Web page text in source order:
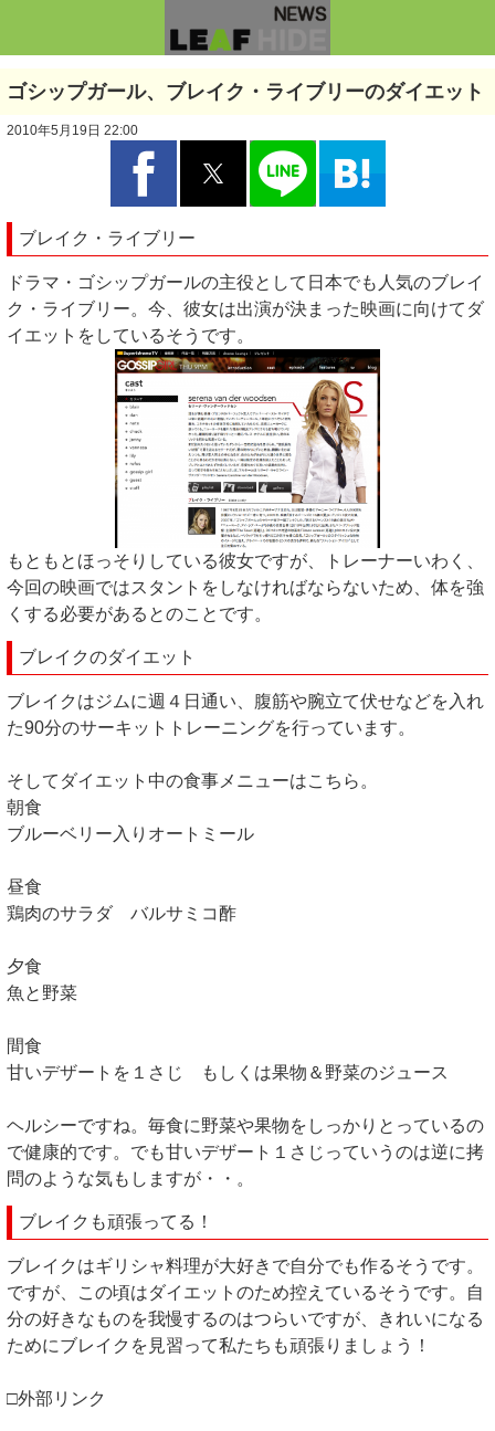
ゴシップガール、ブレイク・ライブリーのダイエット
2010年5月19日 22:00
ブレイク・ライブリー
ドラマ・ゴシップガールの主役として日本でも人気のブレイ
ク・ライブリー。今、彼女は出演が決まった映画に向けてダ
イエットをしているそうです。
もともとほっそりしている彼女ですが、トレーナーいわく、
今回の映画ではスタントをしなければならないため、体を強
くする必要があるとのことです。
ブレイクのダイエット
ブレイクはジムに週４日通い、腹筋や腕立て伏せなどを入れ
た90分のサーキットトレーニングを行っています。
そしてダイエット中の食事メニューはこちら。
朝食
ブルーベリー入りオートミール
昼食
鶏肉のサラダ バルサミコ酢
夕食
魚と野菜
間食
甘いデザートを１さじ もしくは果物＆野菜のジュース
ヘルシーですね。毎食に野菜や果物をしっかりとっているの
で健康的です。でも甘いデザート１さじっていうのは逆に拷
問のような気もしますが・・。
ブレイクも頑張ってる！
ブレイクはギリシャ料理が大好きで自分でも作るそうです。
ですが、この頃はダイエットのため控えているそうです。自
分の好きなものを我慢するのはつらいですが、きれいになる
ためにブレイクを見習って私たちも頑張りましょう！
□外部リンク